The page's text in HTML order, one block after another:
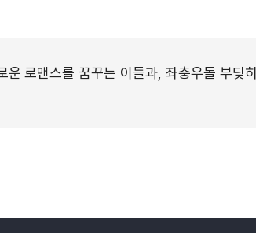
운 로맨스를 꿈꾸는 이들과, 좌충우돌 부딪